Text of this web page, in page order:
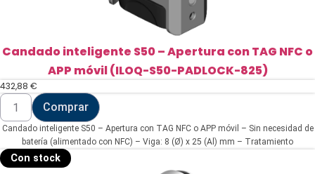
Candado inteligente S50 – Apertura con TAG NFC o
APP móvil (ILOQ-S50-PADLOCK-825)
432,88 €
Candado
inteligente
S50
-
Apertura
con
TAG
Comprar
Candado inteligente S50 – Apertura con TAG NFC o APP móvil – Sin necesidad de
batería (alimentado con NFC) – Viga: 8 (Ø) x 25 (Al) mm – Tratamiento
Con stock